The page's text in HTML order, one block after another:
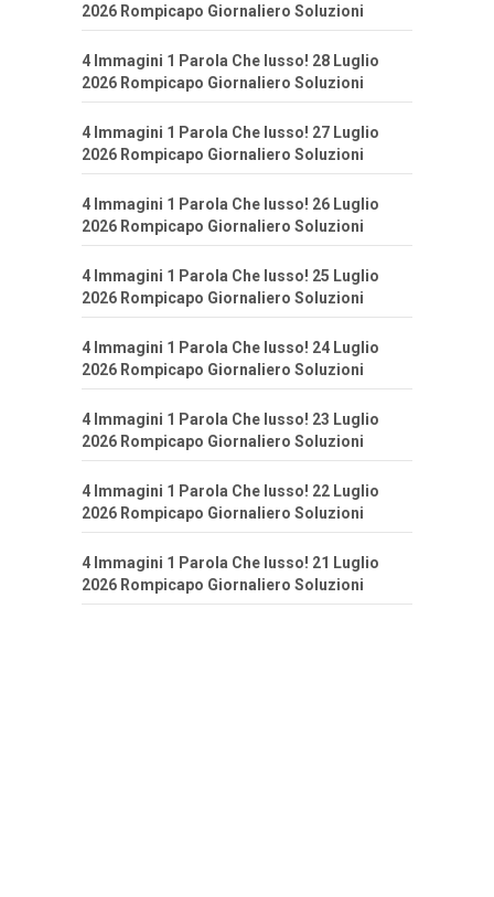
2026 Rompicapo Giornaliero Soluzioni
4 Immagini 1 Parola Che lusso! 28 Luglio
2026 Rompicapo Giornaliero Soluzioni
4 Immagini 1 Parola Che lusso! 27 Luglio
2026 Rompicapo Giornaliero Soluzioni
4 Immagini 1 Parola Che lusso! 26 Luglio
2026 Rompicapo Giornaliero Soluzioni
4 Immagini 1 Parola Che lusso! 25 Luglio
2026 Rompicapo Giornaliero Soluzioni
4 Immagini 1 Parola Che lusso! 24 Luglio
2026 Rompicapo Giornaliero Soluzioni
4 Immagini 1 Parola Che lusso! 23 Luglio
2026 Rompicapo Giornaliero Soluzioni
4 Immagini 1 Parola Che lusso! 22 Luglio
2026 Rompicapo Giornaliero Soluzioni
4 Immagini 1 Parola Che lusso! 21 Luglio
2026 Rompicapo Giornaliero Soluzioni